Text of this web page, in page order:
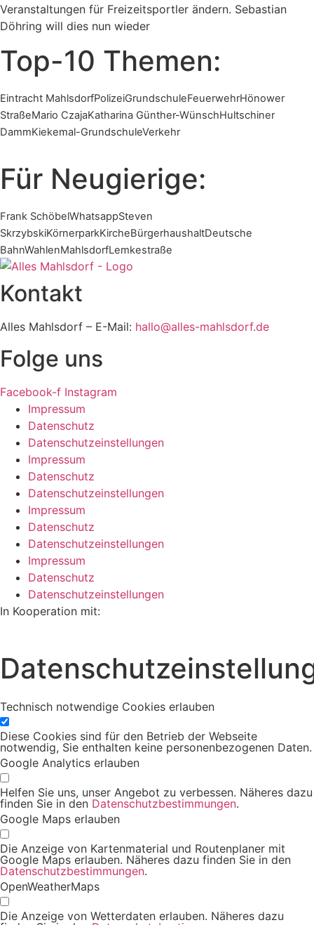
Veranstaltungen für Freizeitsportler ändern. Sebastian
Döhring will dies nun wieder
Top-10 Themen:
Eintracht MahlsdorfPolizeiGrundschuleFeuerwehrHönower
StraßeMario CzajaKatharina Günther-WünschHultschiner
DammKiekemal-GrundschuleVerkehr
Für Neugierige:
Frank SchöbelWhatsappSteven
SkrzybskiKörnerparkKircheBürgerhaushaltDeutsche
BahnWahlenMahlsdorfLemkestraße
Kontakt
Alles Mahlsdorf – E-Mail: hallo@alles-mahlsdorf.de
Folge uns
Facebook-f Instagram
Impressum
Datenschutz
Datenschutzeinstellungen
Impressum
Datenschutz
Datenschutzeinstellungen
Impressum
Datenschutz
Datenschutzeinstellungen
Impressum
Datenschutz
Datenschutzeinstellungen
In Kooperation mit:
Technisch notwendige Cookies erlauben
Diese Cookies sind für den Betrieb der Webseite
notwendig, Sie enthalten keine personenbezogenen Daten.
Google Analytics erlauben
Helfen Sie uns, unser Angebot zu verbessen. Näheres dazu
finden Sie in den Datenschutzbestimmungen.
Google Maps erlauben
Die Anzeige von Kartenmaterial und Routenplaner mit
Google Maps erlauben. Näheres dazu finden Sie in den
Datenschutzbestimmungen.
OpenWeatherMaps
Die Anzeige von Wetterdaten erlauben. Näheres dazu